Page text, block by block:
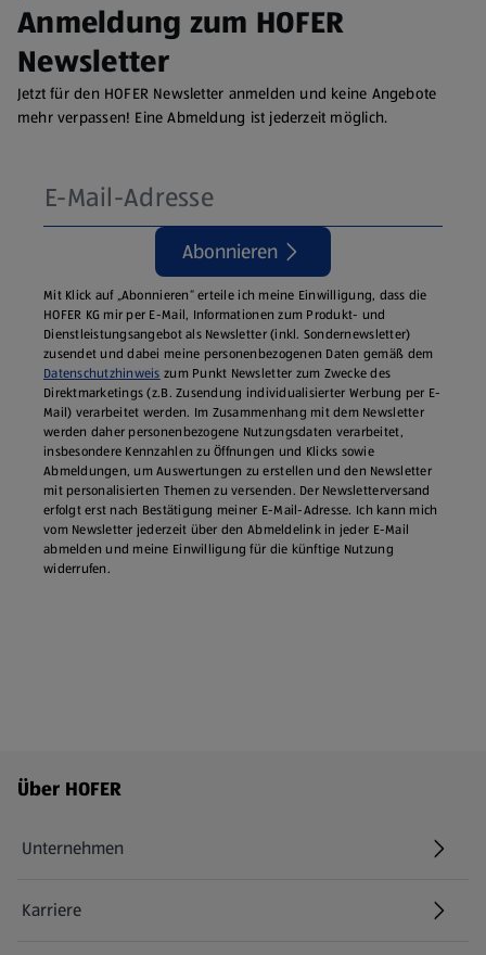
Anmeldung zum HOFER
Newsletter
Jetzt für den HOFER Newsletter anmelden und keine Angebote
mehr verpassen! Eine Abmeldung ist jederzeit möglich.
Abonnieren
Mit Klick auf „Abonnieren“ erteile ich meine Einwilligung, dass die
HOFER KG mir per E-Mail, Informationen zum Produkt- und
Dienstleistungsangebot als Newsletter (inkl. Sondernewsletter)
zusendet und dabei meine personenbezogenen Daten gemäß dem
Datenschutzhinweis zum Punkt Newsletter zum Zwecke des
Direktmarketings (z.B. Zusendung individualisierter Werbung per E-
Mail) verarbeitet werden. Im Zusammenhang mit dem Newsletter
werden daher personenbezogene Nutzungsdaten verarbeitet,
insbesondere Kennzahlen zu Öffnungen und Klicks sowie
Abmeldungen, um Auswertungen zu erstellen und den Newsletter
mit personalisierten Themen zu versenden. Der Newsletterversand
erfolgt erst nach Bestätigung meiner E-Mail-Adresse. Ich kann mich
vom Newsletter jederzeit über den Abmeldelink in jeder E‑Mail
abmelden und meine Einwilligung für die künftige Nutzung
widerrufen.
Fußzeilenmenü - weitere Links
Über HOFER
Unternehmen
Karriere
(öffnet in einem neuen Tab)